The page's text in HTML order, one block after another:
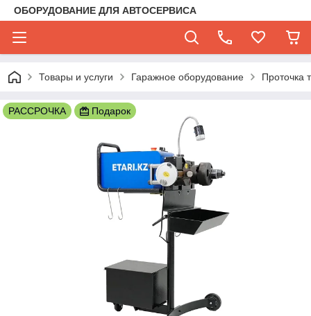
ОБОРУДОВАНИЕ ДЛЯ АВТОСЕРВИСА
Товары и услуги Гаражное оборудование Проточка
РАССРОЧКА Подарок